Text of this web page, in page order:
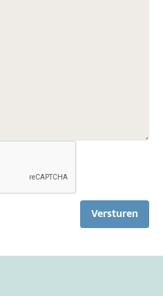
Versturen